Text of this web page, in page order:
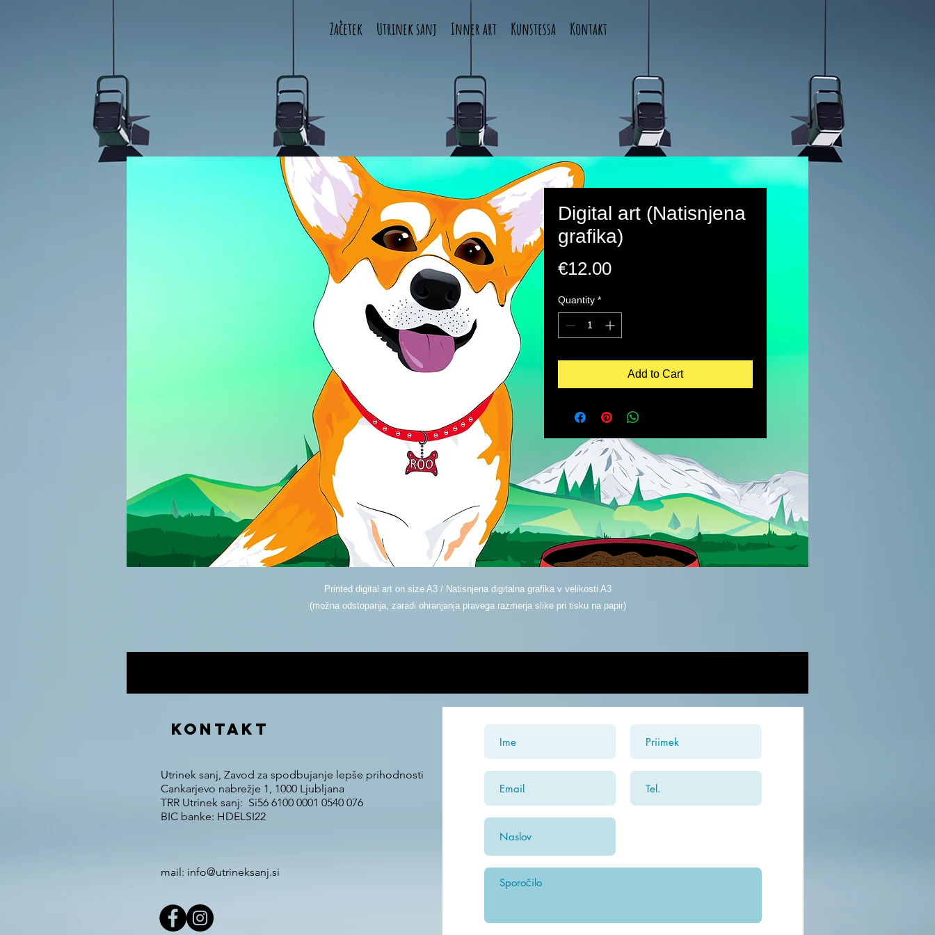
Začetek Utrinek sanj Inner art Kunstessa Kontakt
Digital art (Natisnjena
grafika)
€12.00Price
Quantity *
Add to Cart
Printed digital art on size A3 / Natisnjena digitalna grafika v velikosti A3
(možna odstopanja, zaradi ohranjanja pravega razmerja slike pri tisku na papir)
KONTAKT
Utrinek sanj, Zavod za spodbujanje lepše prihodnosti
Cankarjevo nabrežje 1, 1000 Ljubljana
TRR Utrinek sanj: Si56 6100 0001 0540 076
BIC banke: HDELSI22
mail: info@utrineksanj.si